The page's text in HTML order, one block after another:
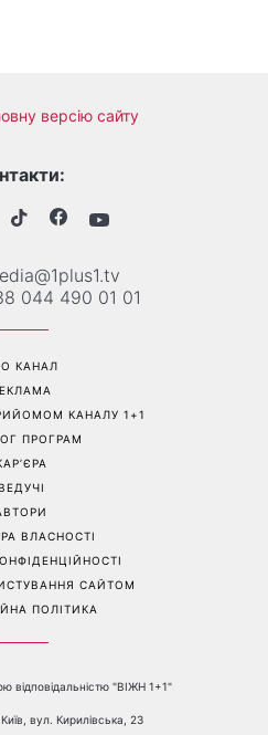
версію сайту
044 490 01 01
КАНАЛ
КАНАЛУ 1+1
ПРОГРАМ
ВЕДУЧІ
ВЛАСНОСТІ
САЙТОМ
ПОЛІТИКА
відповідальністю "ВІЖН 1+1"
вул. Кирилівська, 23